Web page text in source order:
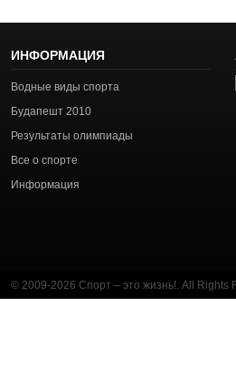
ИНФОРМАЦИЯ
Водные виды спорта
Будапешт 2010
Результаты олимпиады
Все о спорте
Информация
© 2009-2026 Спорт – это жизнь!. All Rights